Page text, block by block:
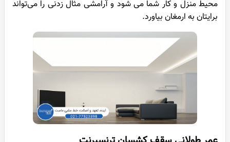
محیط منزل و کار شما می شود و آرامشی مثال ‌زدنی را می‌تواند
برایتان به ارمغان بیاورد.